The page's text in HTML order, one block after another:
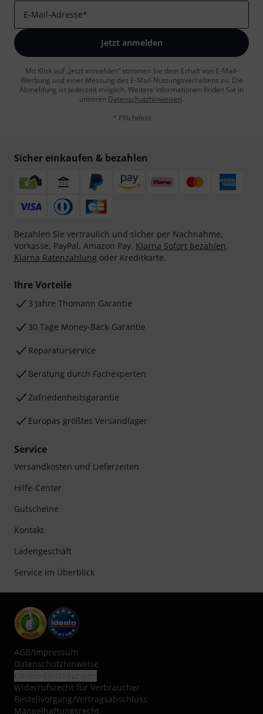
E-Mail-Adresse*
Jetzt anmelden
Mit Klick auf „Jetzt anmelden“ stimmen Sie dem Erhalt von E-Mail-
Werbung und einer Messung des E-Mail-Nutzungsverhaltens zu. Die
Abmeldung ist jederzeit möglich. Weitere Informationen finden Sie in
unseren Datenschutzhinweisen.
* Pflichtfeld
Sicher einkaufen & bezahlen
Bezahlen Sie vertraulich und sicher per Nachnahme,
Vorkasse, PayPal, Amazon Pay, Klarna Sofort bezahlen,
Klarna Ratenzahlung oder Kreditkarte.
Ihre Vorteile
3 Jahre Thomann Garantie
30 Tage Money-Back-Garantie
Reparaturservice
Beratung durch Fachexperten
Zufriedenheitsgarantie
Europas größtes Versandlager
Service
Versandkosten und Lieferzeiten
Hilfe-Center
Gutscheine
Kontakt
Ladengeschäft
Service im Überblick
AGB/Impressum
Datenschutzhinweise
Widerrufsrecht für Verbraucher
Bestellvorgang/Vertragsabschluss
Mängelhaftungsrecht